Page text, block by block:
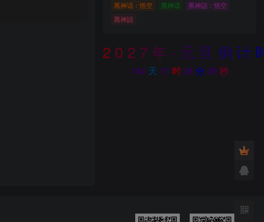
黑神话：悟空 黑神话
黑神話：悟空
黑神話
2 0 2 7 年 - 元 旦 倒 计
144 天 17 时 28 分 28 秒